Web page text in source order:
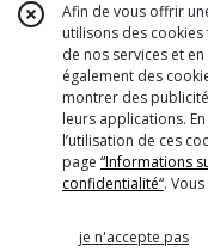
Afin de vous offrir
utilisons des
de nos services et
également des
montrer des
leurs applications.
l’utilisation de ces
page “Informations
confidentialité“.
je n'accepte pas